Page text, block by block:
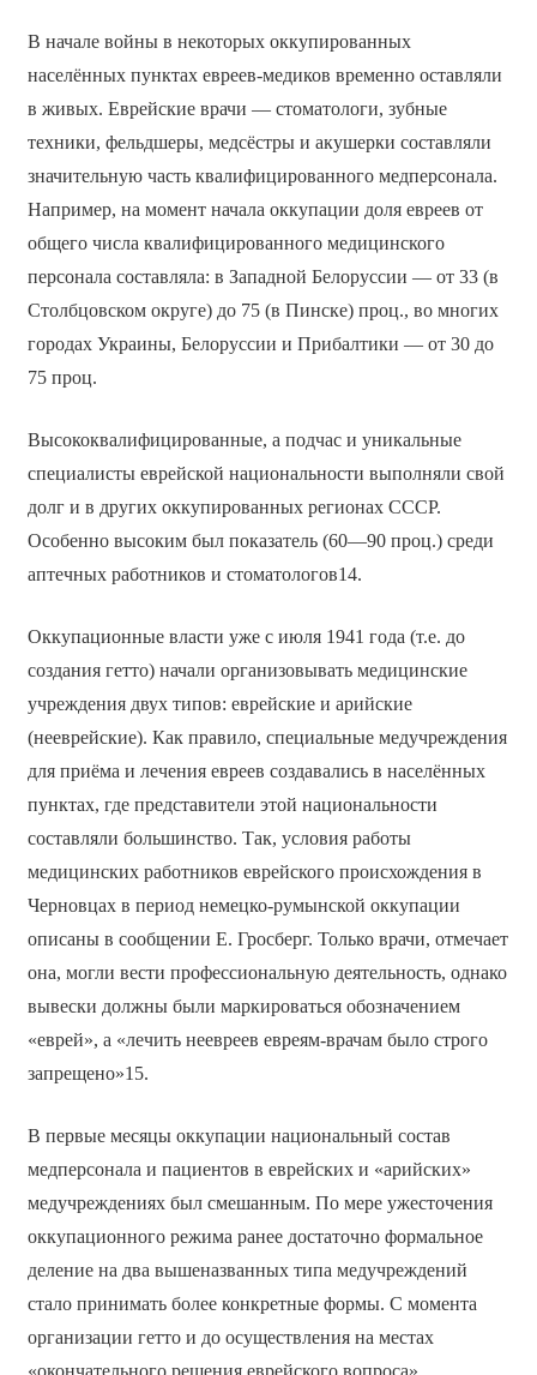
В начале войны в некоторых оккупированных
населённых пунктах евреев-медиков временно оставляли
в живых. Еврейские врачи — стоматологи, зубные
техники, фельдшеры, медсёстры и акушерки составляли
значительную часть квалифицированного медперсонала.
Например, на момент начала оккупации доля евреев от
общего числа квалифицированного медицинского
персонала составляла: в Западной Белоруссии — от 33 (в
Столбцовском округе) до 75 (в Пинске) проц., во многих
городах Украины, Белоруссии и Прибалтики — от 30 до
75 проц.
Высококвалифицированные, а подчас и уникальные
специалисты еврейской национальности выполняли свой
долг и в других оккупированных регионах СССР.
Особенно высоким был показатель (60—90 проц.) среди
аптечных работников и стоматологов14.
Оккупационные власти уже с июля 1941 года (т.е. до
создания гетто) начали организовывать медицинские
учреждения двух типов: еврейские и арийские
(нееврейские). Как правило, специальные медучреждения
для приёма и лечения евреев создавались в населённых
пунктах, где представители этой национальности
составляли большинство. Так, условия работы
медицинских работников еврейского происхождения в
Черновцах в период немецко-румынской оккупации
описаны в сообщении Е. Гросберг. Только врачи, отмечает
она, могли вести профессиональную деятельность, однако
вывески должны были маркироваться обозначением
«еврей», а «лечить неевреев евреям-врачам было строго
запрещено»15.
В первые месяцы оккупации национальный состав
медперсонала и пациентов в еврейских и «арийских»
медучреждениях был смешанным. По мере ужесточения
оккупационного режима ранее достаточно формальное
деление на два вышеназванных типа медучреждений
стало принимать более конкретные формы. С момента
организации гетто и до осуществления на местах
«окончательного решения еврейского вопроса»